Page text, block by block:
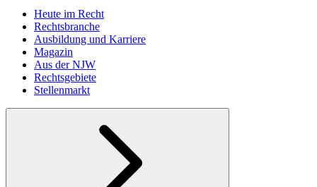
Heute im Recht
Rechtsbranche
Ausbildung und Karriere
Magazin
Aus der NJW
Rechtsgebiete
Stellenmarkt